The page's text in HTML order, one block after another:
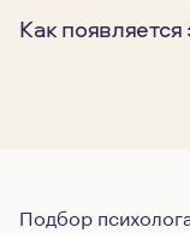
Как
Подбор